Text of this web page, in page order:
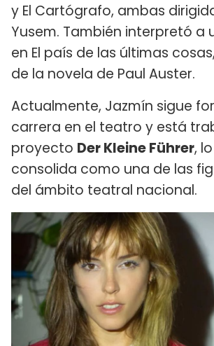
y El Cartógrafo, ambas
Yusem. También interpretó a
en El país de las últimas
de la novela de Paul Auster.
Actualmente, Jazmín sigue
carrera en el teatro y está
proyecto Der Kleine Führer,
consolida como una de las
del ámbito teatral nacional.